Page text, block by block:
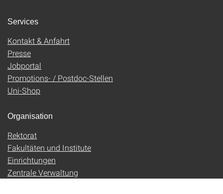
Services
Kontakt & Anfahrt
Presse
Jobportal
Promotions- / Postdoc-Stellen
Uni-Shop
Organisation
Rektorat
Fakultäten und Institute
Einrichtungen
Zentrale Verwaltung